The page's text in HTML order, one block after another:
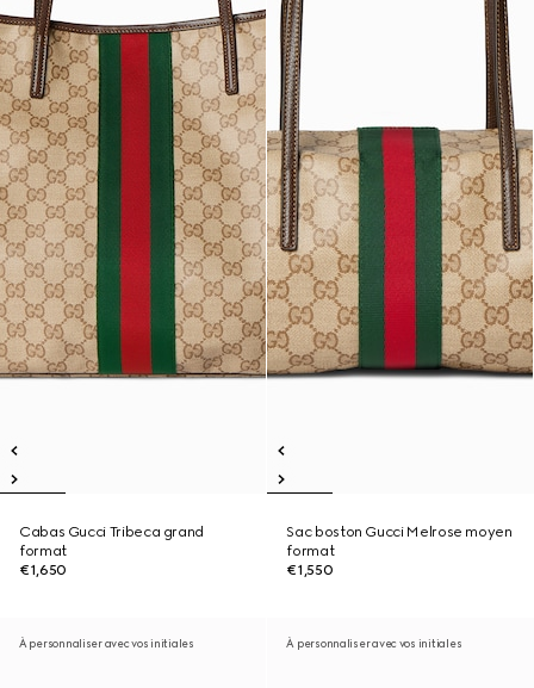
Cabas Gucci Tribeca grand
format
€1,650
Sac boston Gucci Melrose moyen
format
€1,550
À personnaliser avec vos initiales À personnaliser avec vos initiales